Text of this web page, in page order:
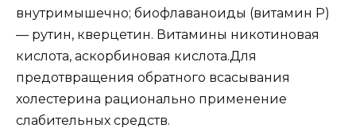
внутримышечно; биофлаваноиды (витамин Р)
— рутин, кверцетин. Витамины никотиновая
кислота, аскорбиновая кислота.Для
предотвращения обратного всасывания
холестерина рационально применение
слабительных средств.